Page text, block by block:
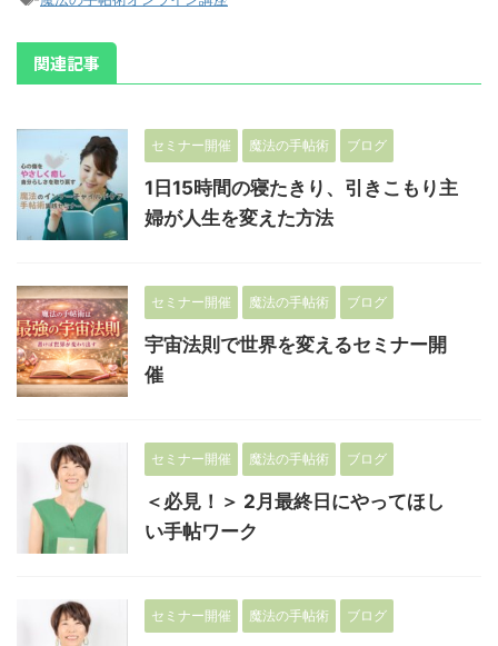
関連記事
セミナー開催 魔法の手帖術 ブログ
1日15時間の寝たきり、引きこもり主
婦が人生を変えた方法
セミナー開催 魔法の手帖術 ブログ
宇宙法則で世界を変えるセミナー開
催
セミナー開催 魔法の手帖術 ブログ
＜必見！＞ 2月最終日にやってほし
い手帖ワーク
セミナー開催 魔法の手帖術 ブログ